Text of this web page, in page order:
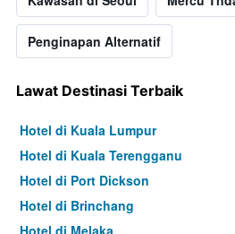
Penginapan Alternatif
Lawat Destinasi Terbaik
Hotel di Kuala Lumpur
Hotel di Kuala Terengganu
Hotel di Port Dickson
Hotel di Brinchang